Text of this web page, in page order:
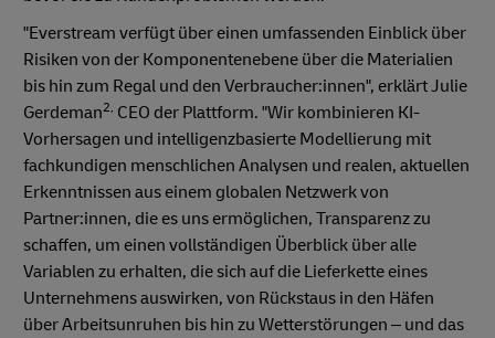
"Everstream verfügt über einen umfassenden Einblick über
Risiken von der Komponentenebene über die Materialien
bis hin zum Regal und den Verbraucher:innen", erklärt Julie
Gerdeman2, CEO der Plattform. "Wir kombinieren KI-
Vorhersagen und intelligenzbasierte Modellierung mit
fachkundigen menschlichen Analysen und realen, aktuellen
Erkenntnissen aus einem globalen Netzwerk von
Partner:innen, die es uns ermöglichen, Transparenz zu
schaffen, um einen vollständigen Überblick über alle
Variablen zu erhalten, die sich auf die Lieferkette eines
Unternehmens auswirken, von Rückstaus in den Häfen
über Arbeitsunruhen bis hin zu Wetterstörungen – und das